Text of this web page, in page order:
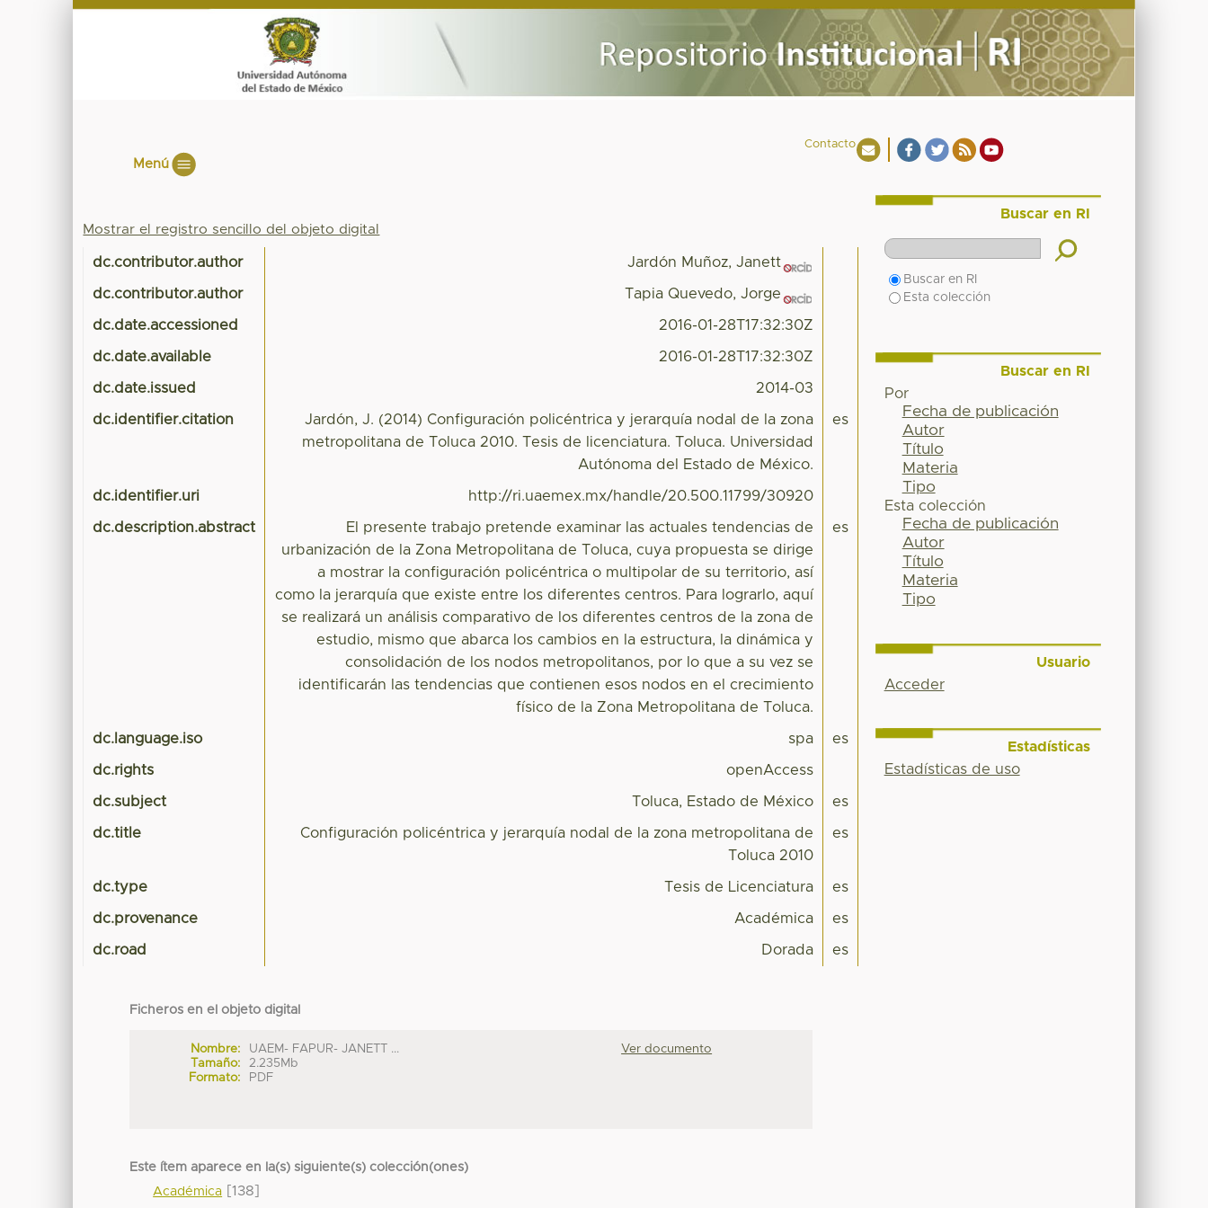
Contacto
Menú
Mostrar el registro sencillo del objeto digital
dc.contributor.author Jardón Muñoz, Janett
dc.contributor.author Tapia Quevedo, Jorge
dc.date.accessioned 2016-01-28T17:32:30Z
dc.date.available 2016-01-28T17:32:30Z
dc.date.issued 2014-03
dc.identifier.citation
Jardón, J. (2014) Configuración policéntrica y jerarquía nodal de la zona
metropolitana de Toluca 2010. Tesis de licenciatura. Toluca. Universidad
Autónoma del Estado de México.
es
dc.identifier.uri http://ri.uaemex.mx/handle/20.500.11799/30920
dc.description.abstract
El presente trabajo pretende examinar las actuales tendencias de
urbanización de la Zona Metropolitana de Toluca, cuya propuesta se dirige
a mostrar la configuración policéntrica o multipolar de su territorio, así
como la jerarquía que existe entre los diferentes centros. Para lograrlo, aquí
se realizará un análisis comparativo de los diferentes centros de la zona de
estudio, mismo que abarca los cambios en la estructura, la dinámica y
consolidación de los nodos metropolitanos, por lo que a su vez se
identificarán las tendencias que contienen esos nodos en el crecimiento
físico de la Zona Metropolitana de Toluca.
es
dc.language.iso spa es
dc.rights openAccess
dc.subject Toluca, Estado de México es
dc.title
Configuración policéntrica y jerarquía nodal de la zona metropolitana de
Toluca 2010
es
dc.type Tesis de Licenciatura es
dc.provenance Académica es
dc.road Dorada es
Ficheros en el objeto digital
Nombre:
UAEM- FAPUR- JANETT ...
Tamaño:
2.235Mb
Formato:
PDF
Ver documento
Este ítem aparece en la(s) siguiente(s) colección(ones)
Académica [138]
Buscar en RI
Buscar en RI
Esta colección
Buscar en RI
Por
Fecha de publicación
Autor
Título
Materia
Tipo
Esta colección
Fecha de publicación
Autor
Título
Materia
Tipo
Usuario
Acceder
Estadísticas
Estadísticas de uso